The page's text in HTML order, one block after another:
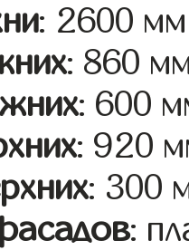
: 2600 мм
: 860
: 600
: 920
: 300
: